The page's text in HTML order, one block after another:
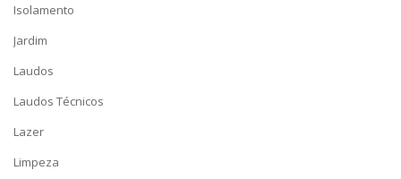
Isolamento
Jardim
Laudos
Laudos Técnicos
Lazer
Limpeza